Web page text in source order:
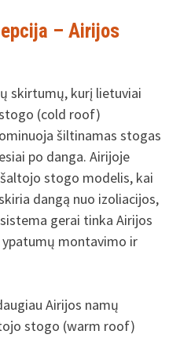
– Airijos
skirtumų, kurį lietuviai
(cold roof)
šiltinamas stogas
po danga. Airijoje
stogo modelis, kai
dangą nuo izoliacijos,
gerai tinka Airijos
montavimo ir
Airijos namų
stogo (warm roof)